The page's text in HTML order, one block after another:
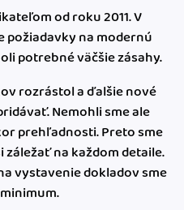
od roku 2011. V
požiadavky na modernú
potrebné väčšie zásahy.
rozrástol a ďalšie nové
Nemohli sme ale
prehľadnosti. Preto sme
na každom detaile.
vystavenie dokladov sme